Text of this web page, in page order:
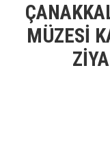
MÜZESİ